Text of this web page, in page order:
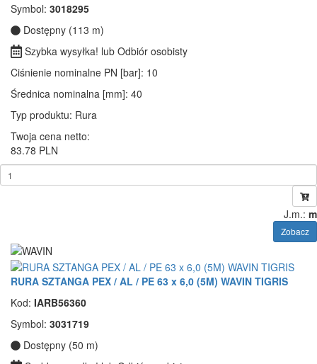
Symbol: 3018295
Dostępny (113 m)
Szybka wysyłka! lub Odbiór osobisty
Ciśnienie nominalne PN [bar]: 10
Średnica nominalna [mm]: 40
Typ produktu: Rura
Twoja cena netto:
83.78 PLN
J.m.: m
Zobacz
RURA SZTANGA PEX / AL / PE 63 x 6,0 (5M) WAVIN TIGRIS
Kod: IARB56360
Symbol: 3031719
Dostępny (50 m)